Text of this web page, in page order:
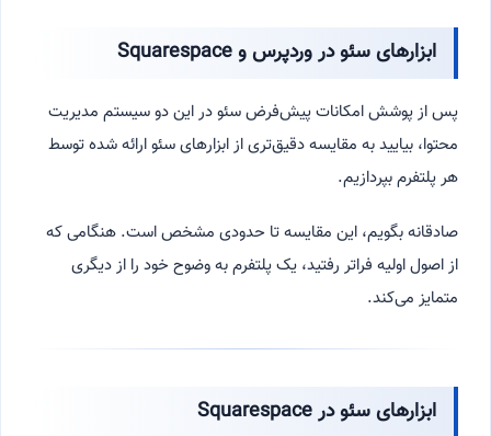
ابزارهای سئو در وردپرس و Squarespace
پس از پوشش امکانات پیش‌فرض سئو در این دو سیستم مدیریت
محتوا، بیایید به مقایسه دقیق‌تری از ابزارهای سئو ارائه شده توسط
هر پلتفرم بپردازیم.
صادقانه بگویم، این مقایسه تا حدودی مشخص است. هنگامی که
از اصول اولیه فراتر رفتید، یک پلتفرم به وضوح خود را از دیگری
متمایز می‌کند.
ابزارهای سئو در Squarespace